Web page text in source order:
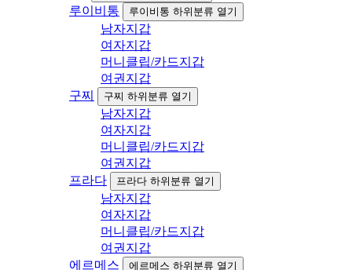
루이비통 루이비통 하위분류 열기
남자지갑
여자지갑
머니클립/카드지갑
여권지갑
구찌
구찌 하위분류 열기
남자지갑
여자지갑
머니클립/카드지갑
여권지갑
프라다
프라다 하위분류 열기
남자지갑
여자지갑
머니클립/카드지갑
여권지갑
에르메스
에르메스 하위분류 열기